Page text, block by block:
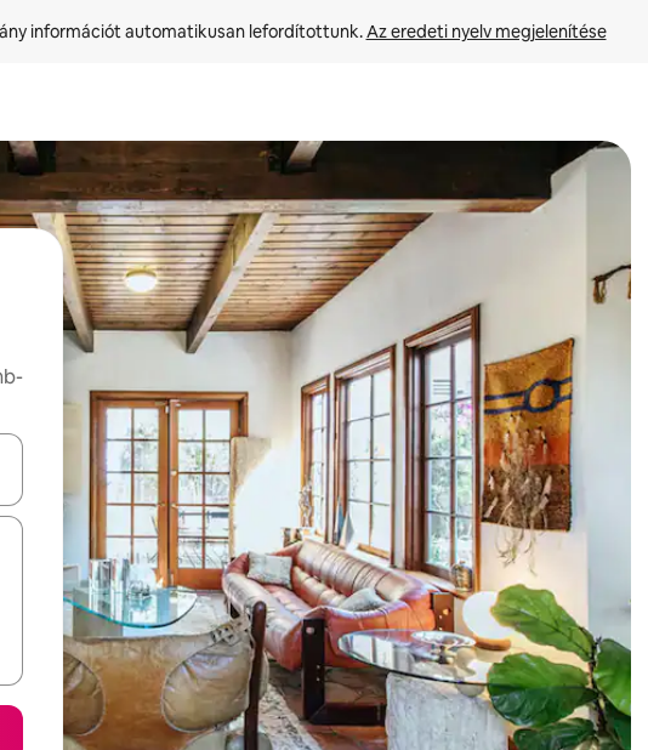
információt automatikusan lefordítottunk. Az eredeti nyelv megjelenítése
illetve érintő és lapozó mozdulatokkal is felfedezheted őket.